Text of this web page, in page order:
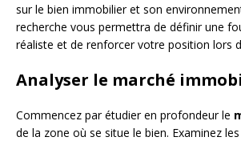
sur le bien immobilier et son
recherche vous permettra de définir une
réaliste et de renforcer votre position lors
Analyser le marché
Commencez par étudier en profondeur le
de la zone où se situe le bien. Examinez